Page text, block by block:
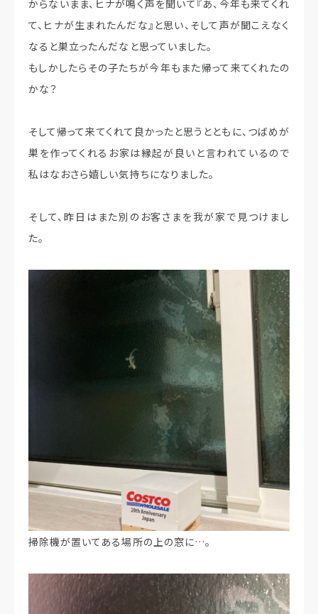
からないまま、ヒナが鳴く声を聞いて『あ、今年も来てくれ
て、ヒナが生まれたんだな』と思い、そして声が聞こえなく
なると巣立ったんだなと思っていました。
もしかしたらその子たちが今年もまた帰って来てくれたの
かな？
そして帰って来てくれて良かったと思うとともに、つばめが
巣を作ってくれるお家は縁起が良いと言われているので
私はなおさら嬉しい気持ちになりました。
そして、昨日はまた別のお客さまを我が家で見つけまし
た。
掃除機が置いてある場所の上の窓に…。